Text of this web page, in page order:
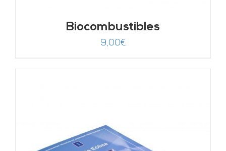
Biocombustibles
9,00€